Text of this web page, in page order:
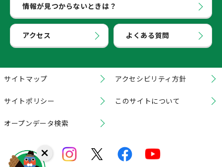
情報が見つからないときは？
アクセス よくある質問
サイトマップ アクセシビリティ方針
サイトポリシー このサイトについて
オープンデータ検索